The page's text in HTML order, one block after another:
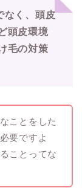
なく、頭皮
頭皮環境
毛の対策
ことをした
要ですよ
ことってな